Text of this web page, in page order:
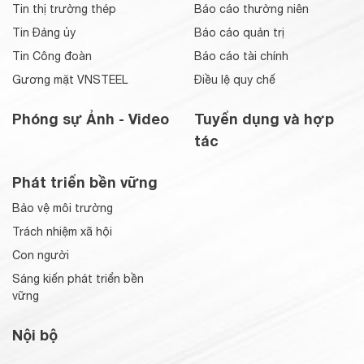
Tin thị trường thép
Tin Đảng ủy
Tin Công đoàn
Gương mặt VNSTEEL
Phóng sự Ảnh - Video
Báo cáo thường niên
Báo cáo quản trị
Báo cáo tài chính
Điều lệ quy chế
Tuyển dụng và hợp
tác
Phát triển bền vững
Bảo vệ môi trường
Trách nhiệm xã hội
Con người
Sáng kiến phát triển bền
vững
Nội bộ